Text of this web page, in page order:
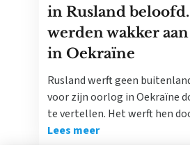
in Rusland
werden wakker
in Oekraïne
Rusland werft geen
voor zijn oorlog in Oekraïne
te vertellen. Het werft hen
Lees meer